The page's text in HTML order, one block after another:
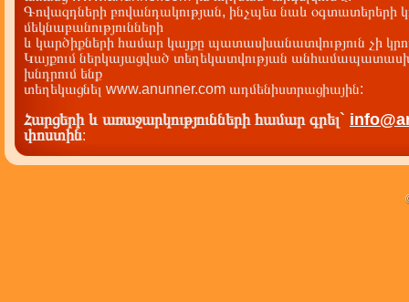
Գովազդների բովանդակության, ինչպես նաև օգտատերերի
մեկնաբանությունների
և կարծիքների համար կայքը պատասխանատվություն չի
Կայքում ներկայացված տեղեկատվության
խնդրում ենք
տեղեկացնել www.anunner.com ադմենիստրացիային:
Հարցերի և առաջարկությունների համար գրել`
փոստին: